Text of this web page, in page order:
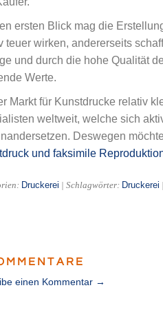
ersten Blick mag die
teuer wirken, andererseits
und durch die hohe Qualität
Werte.
Markt für Kunstdrucke relativ
weltweit, welche sich
Deswegen
und faksimile
Druckerei | Schlagwörter: Druckerei
einen Kommentar →